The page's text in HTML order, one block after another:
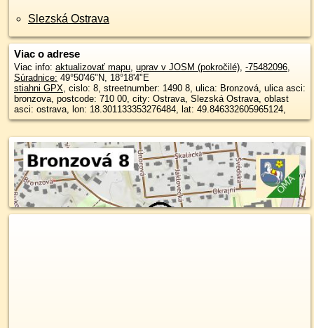
Slezská Ostrava
Viac o adrese
Viac info: aktualizovať mapu, uprav v JOSM (pokročilé), -75482096,
Súradnice: 49°50'46"N, 18°18'4"E
stiahni GPX, cislo: 8, streetnumber: 1490 8, ulica: Bronzová, ulica asci:
bronzova, postcode: 710 00, city: Ostrava, Slezská Ostrava, oblast
asci: ostrava, lon: 18.301133353276484, lat: 49.846332605965124,